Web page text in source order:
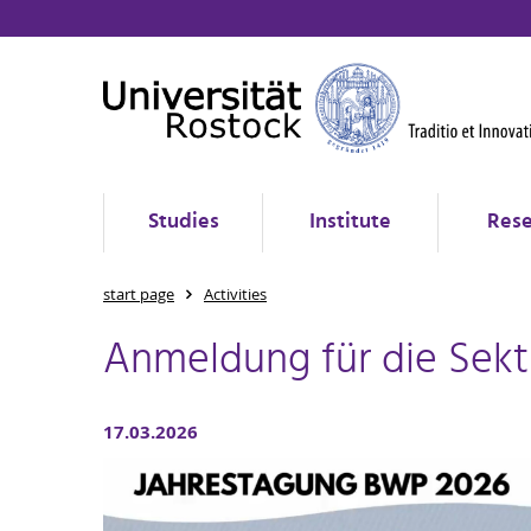
Studies Institute
start page Activities
Anmeldung für die
17.03.2026